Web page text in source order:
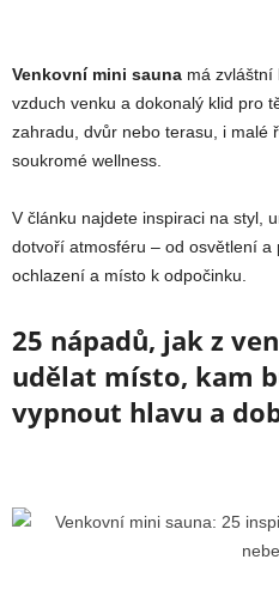
Venkovní mini sauna má zvláštní
vzduch venku a dokonalý klid pro
zahradu, dvůr nebo terasu, i malé
soukromé wellness.
V článku najdete inspiraci na styl,
dotvoří atmosféru – od osvětlení
ochlazení a místo k odpočinku.
25 nápadů, jak z
udělat místo, kam
vypnout hlavu a